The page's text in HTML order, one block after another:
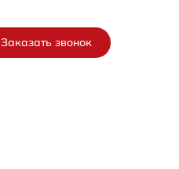
Заказать звонок